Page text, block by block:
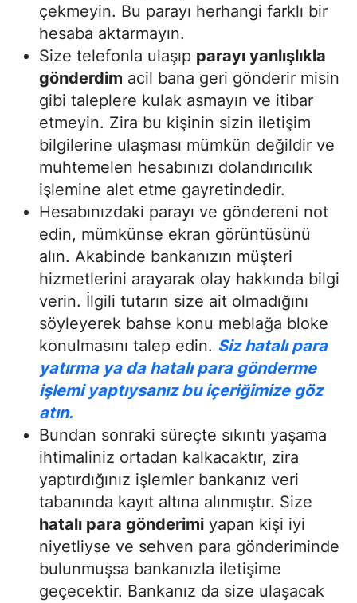
çekmeyin. Bu parayı herhangi farklı bir
hesaba aktarmayın.
Size telefonla ulaşıp parayı yanlışlıkla
gönderdim acil bana geri gönderir misin
gibi taleplere kulak asmayın ve itibar
etmeyin. Zira bu kişinin sizin iletişim
bilgilerine ulaşması mümkün değildir ve
muhtemelen hesabınızı dolandırıcılık
işlemine alet etme gayretindedir.
Hesabınızdaki parayı ve göndereni not
edin, mümkünse ekran görüntüsünü
alın. Akabinde bankanızın müşteri
hizmetlerini arayarak olay hakkında bilgi
verin. İlgili tutarın size ait olmadığını
söyleyerek bahse konu meblağa bloke
konulmasını talep edin. Siz hatalı para
yatırma ya da hatalı para gönderme
işlemi yaptıysanız bu içeriğimize göz
atın.
Bundan sonraki süreçte sıkıntı yaşama
ihtimaliniz ortadan kalkacaktır, zira
yaptırdığınız işlemler bankanız veri
tabanında kayıt altına alınmıştır. Size
hatalı para gönderimi yapan kişi iyi
niyetliyse ve sehven para gönderiminde
bulunmuşsa bankanızla iletişime
geçecektir. Bankanız da size ulaşacak